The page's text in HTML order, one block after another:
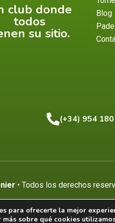
club donde
todos
su sitio.
Blog
(+34) 954
• Todos los derechos
para ofrecerte la mejor
más sobre qué cookies